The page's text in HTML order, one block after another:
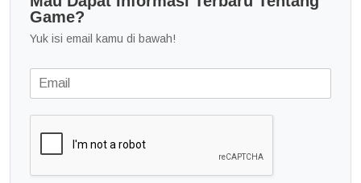
Game?
Yuk isi email kamu di bawah!